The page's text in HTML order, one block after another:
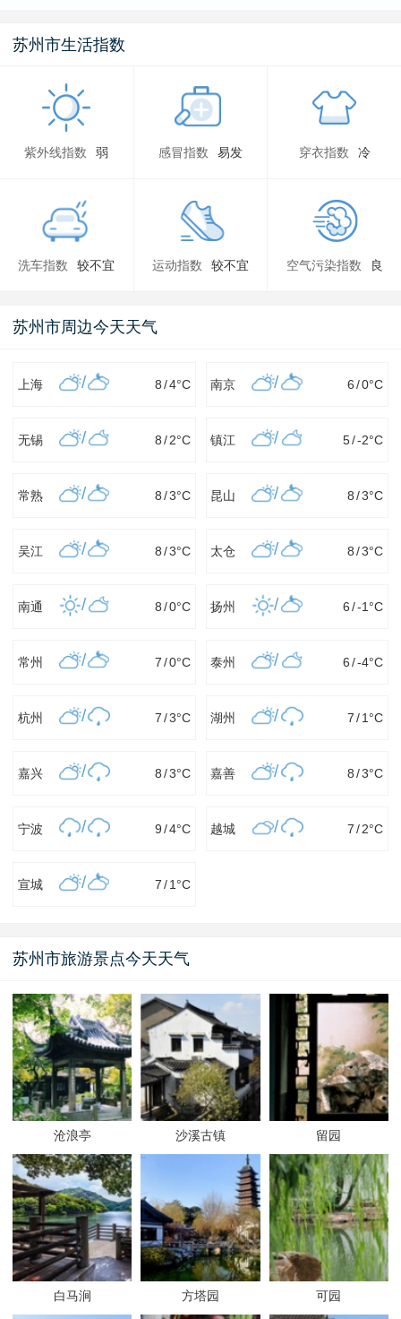
苏州市生活指数
紫外线指数 弱 感冒指数 易发 穿衣指数 冷
洗车指数 较不宜 运动指数 较不宜 空气污染指数 良
苏州市周边今天天气
上海 / 8/4°C 南京 / 6 /0°C
无锡 / 8/ 2°C 镇江 / 5/-2°C
常熟 / 8/3°C 昆山 / 8 /3°C
吴江 / 8/3°C 太仓 / 8 /3°C
南通 / 8/0°C 扬州 / 6 /-1 °C
常州 / 7/0°C 泰州 / 6 /-4°C
杭州 / 7/3°C 湖州 / 7 /1 °C
嘉兴 / 8/3°C 嘉善 / 8 /3°C
宁波 / 9/4°C 越城 / 7 /2°C
宣城 / 7/ 1 °C
苏州市旅游景点今天天气
沧浪亭 沙溪古镇 留园
白马涧 方塔园 可园